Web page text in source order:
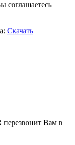
соглашаетесь
Скачать
перезвонит Вам в